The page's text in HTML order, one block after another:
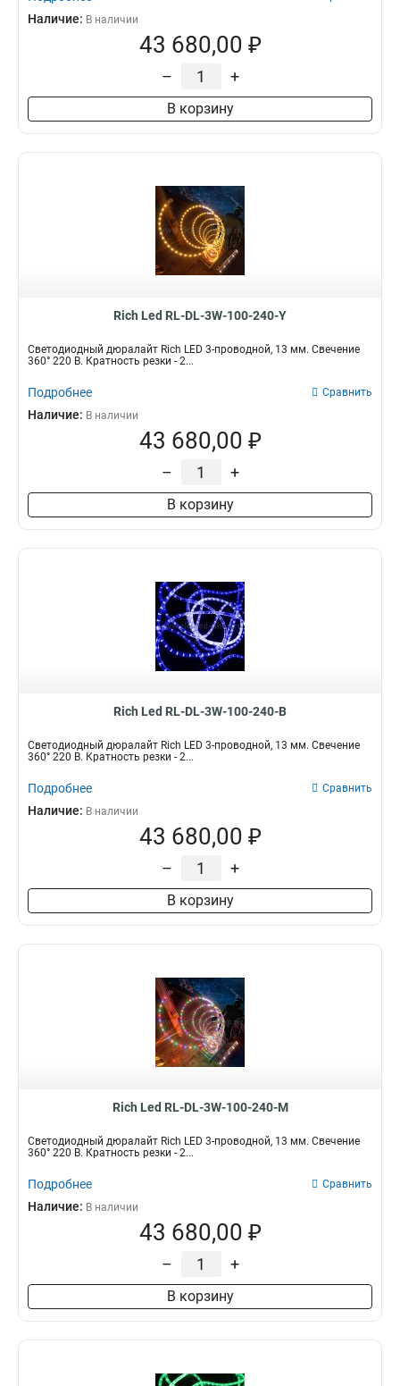
Наличие: В наличии
43 680,00 ₽
– +
В корзину
Rich Led RL-DL-3W-100-240-Y
Светодиодный дюралайт Rich LED 3-проводной, 13 мм. Свечение
360° 220 В. Кратность резки - 2...
Подробнее Сравнить
Наличие: В наличии
43 680,00 ₽
– +
В корзину
Rich Led RL-DL-3W-100-240-B
Светодиодный дюралайт Rich LED 3-проводной, 13 мм. Свечение
360° 220 В. Кратность резки - 2...
Подробнее Сравнить
Наличие: В наличии
43 680,00 ₽
– +
В корзину
Rich Led RL-DL-3W-100-240-M
Светодиодный дюралайт Rich LED 3-проводной, 13 мм. Свечение
360° 220 В. Кратность резки - 2...
Подробнее Сравнить
Наличие: В наличии
43 680,00 ₽
– +
В корзину